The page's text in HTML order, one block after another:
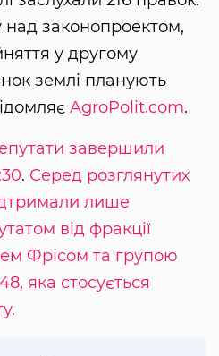
законопроектом,
у другому
землі планують
AgroPolit.com.
завершили
. Серед розглянутих
лише
від фракції
Фрісом та групою
яка стосується